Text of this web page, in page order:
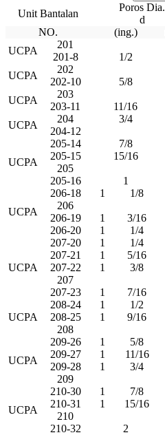
Unit Bantalan
Poros Dia.
d
NO.
(ing.)
UCPA
201
201-8
1/2
UCPA
202
202-10
5/8
UCPA
203
203-11
11/16
UCPA
204 3/4
204-12
UCPA
205-14
7/8
205-15
15/16
205
205-16
1
UCPA
206-18 1 1/8
206
206-19
1
3/16
206-20
1 1/4
UCPA
207-20 1
1/4
207-21
1 5/16
207-22
1 3/8
207
207-23
1 7/16
UCPA
208-24 1 1/2
208-25
1 9/16
208
UCPA
209-26 1
5/8
209-27
1 11/16
209-28
1 3/4
209
UCPA
210-30 1
7/8
210-31
1 15/16
210
210-32
2